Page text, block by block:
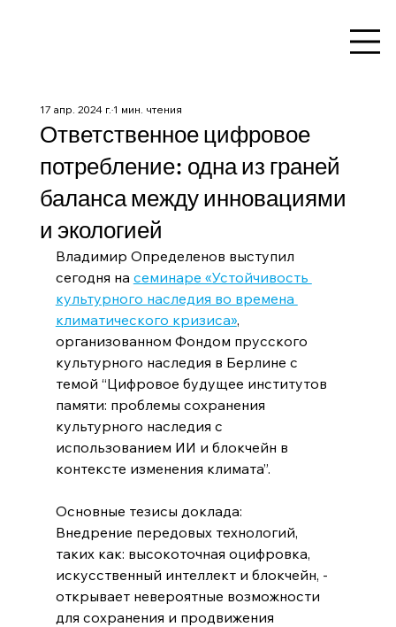
Ответственное цифровое
потребление: одна из граней
баланса между инновациями
и экологией
17 апр. 2024 г. 1 мин. чтения
Владимир Определенов выступил
сегодня на семинаре «Устойчивость
культурного наследия во времена
климатического кризиса»,
организованном Фондом прусского
культурного наследия в Берлине с
темой “Цифровое будущее институтов
памяти: проблемы сохранения
культурного наследия с
использованием ИИ и блокчейн в
контексте изменения климата”.
Основные тезисы доклада:
Внедрение передовых технологий,
таких как: высокоточная оцифровка,
искусственный интеллект и блокчейн, -
открывает невероятные возможности
для сохранения и продвижения